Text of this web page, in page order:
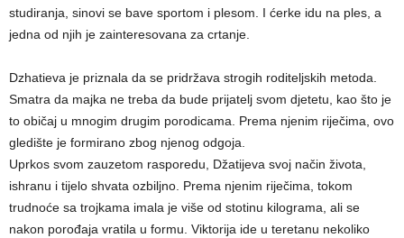
studiranja, sinovi se bave sportom i plesom. I ćerke idu na ples, a
jedna od njih je zainteresovana za crtanje.
Dzhatieva je priznala da se pridržava strogih roditeljskih metoda.
Smatra da majka ne treba da bude prijatelj svom djetetu, kao što je
to običaj u mnogim drugim porodicama. Prema njenim riječima, ovo
gledište je formirano zbog njenog odgoja.
Uprkos svom zauzetom rasporedu, Džatijeva svoj način života,
ishranu i tijelo shvata ozbiljno. Prema njenim riječima, tokom
trudnoće sa trojkama imala je više od stotinu kilograma, ali se
nakon porođaja vratila u formu. Viktorija ide u teretanu nekoliko